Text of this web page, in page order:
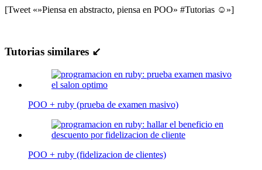
[Tweet «»Piensa en abstracto, piensa en POO» #Tutorias ☺»]
Tutorias similares ↙
POO + ruby (prueba de examen masivo)
POO + ruby (fidelizacion de clientes)